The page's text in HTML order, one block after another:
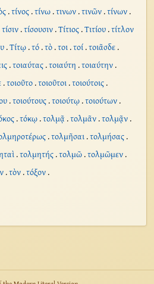
.τίνος.τίνω.τινων.τινῶν.τίνων.
τίσιν.τίσουσιν.Τίτιος.Τιτίου.τίτλον
.Τίτῳ.τό.τὸ.τοι.τοί.τοιᾶσδε.
.τοιαύτας.τοιαύτη .τοιαύτην.
.τοιοῦτο.τοιοῦτοι.τοιούτοις.
.τοιούτους.τοιούτῳ.τοιούτων.
.τόκῳ.τολμᾷ .τολμᾶν.τολμᾷν.
.τολμῆσαι.τολμήσας.
.τολμητής.τολμῶ.τολμῶμεν.
.τὸν.τόξον.